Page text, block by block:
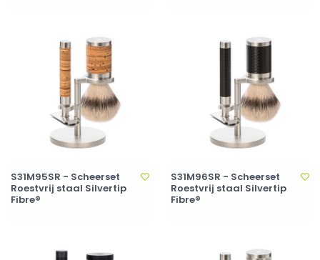
S31M95SR - Scheerset
Roestvrij staal Silvertip
Fibre®
S31M96SR - Scheerset
Roestvrij staal Silvertip
Fibre®